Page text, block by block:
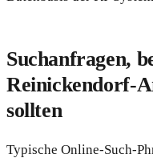
Suchanfragen,
Reinickendorf-
sollten
Typische Online-Such-